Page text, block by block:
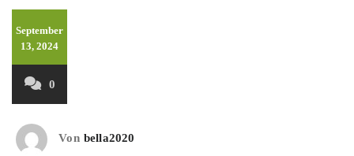
September
13, 2024
0
Von bella2020